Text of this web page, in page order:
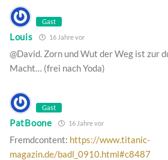
Gast
Louis 16 Jahre vor
@David. Zorn und Wut der Weg ist zur
Macht… (frei nach Yoda)
Gast
PatBoone 16 Jahre vor
Fremdcontent: https://www.titanic-
magazin.de/badl_0910.html#c8487